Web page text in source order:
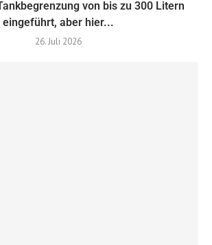
von bis zu 300 Litern
eingeführt, aber hier...
26. Juli 2026